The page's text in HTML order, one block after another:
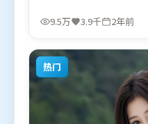
黄渤，古天乐、廖凡、
喜欢爱情题材的观众观
9.5万 3.9千 2年前
热门